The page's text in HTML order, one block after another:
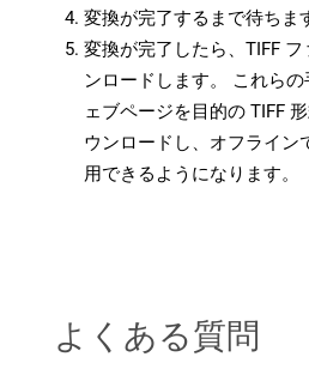
変換が完了するまで待ちま
変換が完了したら、TIFF
ンロードします。 これら
ェブページを目的の TIFF
ウンロードし、オフライン
用できるようになります。
よくある質問